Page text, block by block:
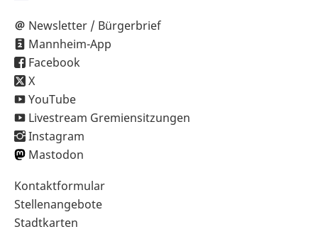
Newsletter / Bürgerbrief
Mannheim-App
Facebook
X
YouTube
Livestream Gremiensitzungen
Instagram
Mastodon
Sekundärnavigation
im
Fußbereich
Kontaktformular
Stellenangebote
Stadtkarten